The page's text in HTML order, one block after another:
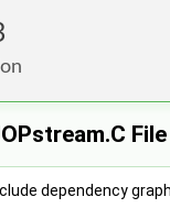
Foundation
dependency